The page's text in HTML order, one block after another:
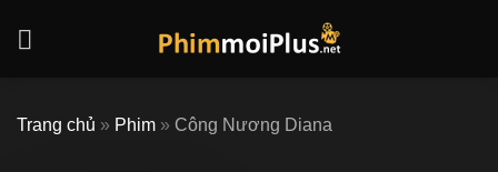
Trang chủ » Phim » Công Nương Diana